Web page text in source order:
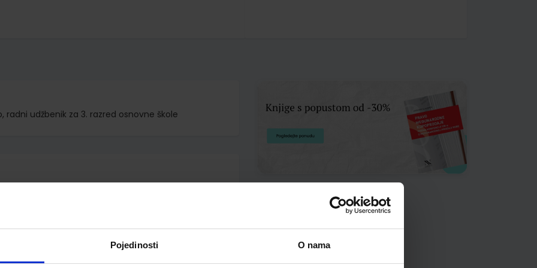
Pojedinosti O nama
radni udžbenik za 3. razred osnovne škole